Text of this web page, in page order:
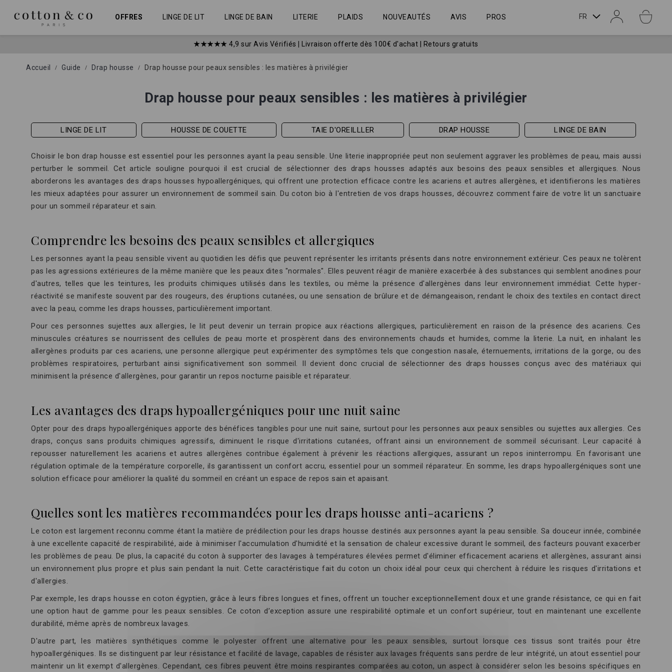
contenu
OFFRES LINGE DE LIT LINGE DE BAIN LITERIE PLAIDS NOUVEAUTÉS AVIS PROS LANGUE
FR
★★★★★ 4,9 sur Avis Vérifiés Livraison offerte dès 100€ d'achat | Retours gratuits
Accueil Guide Drap housse Drap housse pour peaux sensibles : les matières à privilégier
Drap housse pour peaux sensibles : les matières à privilégier
LINGE DE LIT HOUSSE DE COUETTE TAIE D'OREILLLER DRAP HOUSSE LINGE DE BAIN
Choisir le bon drap housse est essentiel pour les personnes ayant la peau sensible. Une literie inappropriée peut non seulement aggraver les problèmes de peau, mais aussi
perturber le sommeil. Cet article souligne pourquoi il est crucial de sélectionner des draps housses adaptés aux besoins des peaux sensibles et allergiques. Nous
aborderons les avantages des draps housses hypoallergéniques, qui offrent une protection efficace contre les acariens et autres allergènes, et identifierons les matières
les mieux adaptées pour assurer un environnement de sommeil sain. Du coton bio à l'entretien de vos draps housses, découvrez comment faire de votre lit un sanctuaire
pour un sommeil réparateur et sain.
Comprendre les besoins des peaux sensibles et allergiques
Les personnes ayant la peau sensible vivent au quotidien les défis que peuvent représenter les irritants présents dans notre environnement extérieur. Ces peaux ne tolèrent
pas les agressions extérieures de la même manière que les peaux dites "normales". Elles peuvent réagir de manière exacerbée à des substances qui semblent anodines pour
d'autres, telles que les teintures, les produits chimiques utilisés dans les textiles, ou même la présence d'allergènes dans leur environnement immédiat. Cette hyper-
réactivité se manifeste souvent par des rougeurs, des éruptions cutanées, ou une sensation de brûlure et de démangeaison, rendant le choix des textiles en contact direct
avec la peau, comme les draps housses, particulièrement important.
Pour ces personnes sujettes aux allergies, le lit peut devenir un terrain propice aux réactions allergiques, particulièrement en raison de la présence des acariens. Ces
minuscules créatures se nourrissent des cellules de peau morte et prospèrent dans des environnements chauds et humides, comme la literie. La nuit, en inhalant les
allergènes produits par ces acariens, une personne allergique peut expérimenter des symptômes tels que congestion nasale, éternuements, irritations de la gorge, ou des
problèmes respiratoires, perturbant ainsi significativement son sommeil. Il devient donc crucial de sélectionner des draps housses conçus avec des matériaux qui
minimisent la présence d'allergènes, pour garantir un repos nocturne paisible et réparateur.
Les avantages des draps hypoallergéniques pour une nuit saine
Opter pour des draps hypoallergéniques apporte des bénéfices tangibles pour une nuit saine, surtout pour les personnes aux peaux sensibles ou sujettes aux allergies. Ces
draps, conçus sans produits chimiques agressifs, diminuent le risque d'irritations cutanées, offrant ainsi un environnement de sommeil sécurisant. Leur capacité à
repousser naturellement les acariens et autres allergènes contribue également à prévenir les réactions allergiques, assurant un repos ininterrompu. En favorisant une
régulation optimale de la température corporelle, ils garantissent un confort accru, essentiel pour un sommeil réparateur. En somme, les draps hypoallergéniques sont une
solution efficace pour améliorer la qualité du sommeil en créant un espace de repos sain et apaisant.
Quelles sont les matières recommandées pour les draps housse anti-acariens ?
Le coton est largement reconnu comme étant la matière de prédilection pour les draps housse destinés aux personnes ayant la peau sensible. Sa douceur innée, combinée
à une excellente capacité de respirabilité, aide à minimiser l'accumulation d'humidité et la sensation de chaleur excessive durant le sommeil, des facteurs pouvant exacerber
les problèmes de peau. De plus, la capacité du coton à supporter des lavages à températures élevées permet d'éliminer efficacement acariens et allergènes, assurant ainsi
un environnement plus propre et plus sain pendant la nuit. Cette caractéristique fait du coton un choix idéal pour ceux qui cherchent à réduire les risques d'irritations et
d'allergies.
Par exemple, les draps housse en coton égyptien, grâce à leurs fibres longues et fines, offrent un toucher exceptionnellement doux et une grande résistance, ce qui en fait
une option haut de gamme pour les peaux sensibles. Ce coton d’exception assure une respirabilité optimale et un confort supérieur, tout en maintenant une excellente
durabilité, même après de nombreux lavages.
D'autre part, les matières synthétiques comme le polyester offrent une alternative pour les peaux sensibles, surtout lorsque ces tissus sont traités pour être
hypoallergéniques. Ils se distinguent par leur résistance et facilité de lavage, capables de résister aux lavages fréquents sans perdre de leur intégrité, un atout essentiel pour
maintenir un lit exempt d'allergènes. Cependant, ces fibres peuvent être moins respirantes comparées au coton, un aspect à considérer selon les besoins spécifiques en